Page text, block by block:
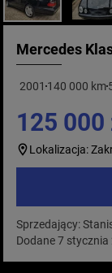
Mercedes
2001 140 000 km
125 000
Lokalizacja:
Sprzedający:
Dodane 7 stycznia